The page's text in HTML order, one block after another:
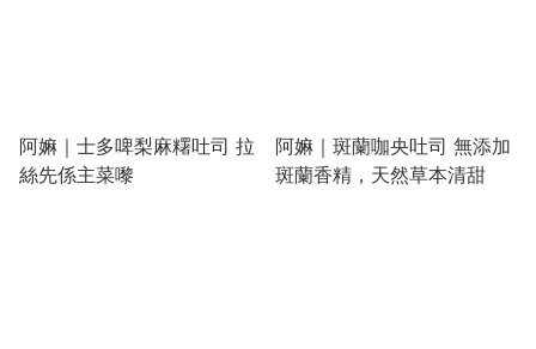
阿嫲｜士多啤梨麻糬吐司 拉
絲先係主菜嚟
阿嫲｜斑蘭咖央吐司 無添加
斑蘭香精，天然草本清甜